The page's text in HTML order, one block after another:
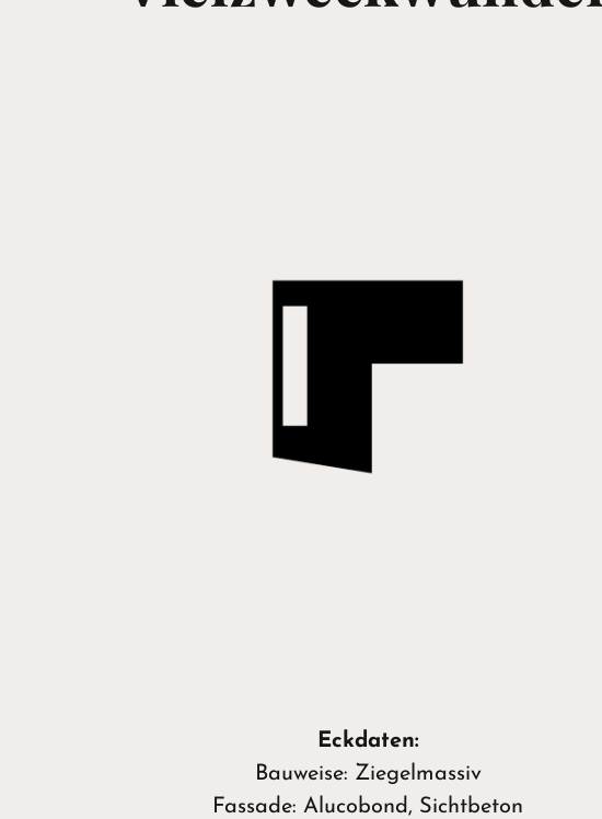
Eckdaten:
Bauweise: Ziegelmassiv
Fassade: Alucobond, Sichtbeton